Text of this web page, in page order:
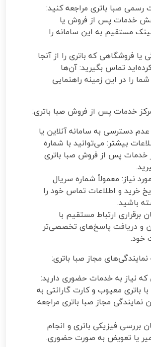
رسمی صبا باتری مراجعه کنید:
خدمات پس از فروش یا
مستقیم به این سامانه را
یا فروشگاهی که باتری را از آنجا
تماس بگیرید: آن‌ها
را در این زمینه راهنمایی
دسترسی به سامانه آنلاین یا
بیشتر: می‌توانید با شماره
خدمات پس از فروش صبا باتری
نیاز: معمولاً شماره سریال
خرید و اطلاعات تماس خود را
باشید.
برقراری ارتباط مستقیم با
و دریافت پاسخ‌های تخصصی‌تر
خود.
نیاز به خدمات حضوری دارید:
باتری معیوب و کارت گارانتی به
نمایندگی مجاز صبا باتری مراجعه
بررسی فیزیکی باتری و انجام
یا تعویض به صورت حضوری.